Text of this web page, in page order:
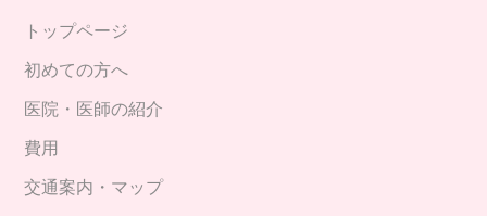
トップページ
初めての方へ
医院・医師の紹介
費用
交通案内・マップ